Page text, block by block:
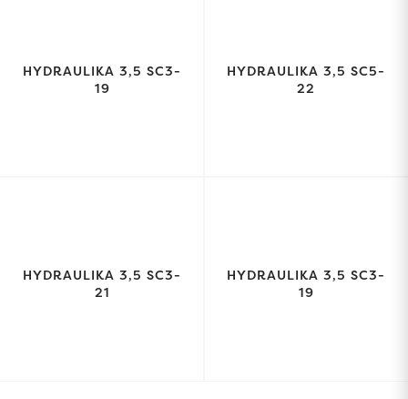
HYDRAULIKA 3,5 SC3-
19
HYDRAULIKA 3,5 SC5-
22
HYDRAULIKA 3,5 SC3-
21
HYDRAULIKA 3,5 SC3-
19